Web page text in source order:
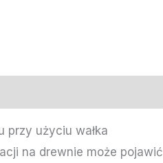
przy użyciu wałka
na drewnie może pojawić